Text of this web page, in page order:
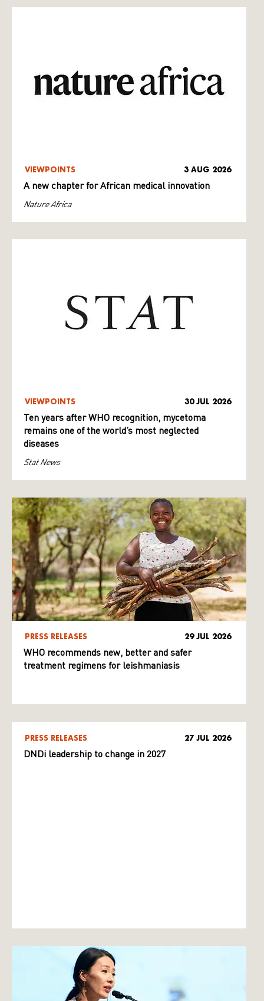
VIEWPOINTS 3 AUG 2026
A new chapter for African medical innovation
Nature Africa
VIEWPOINTS 30 JUL 2026
Ten years after WHO recognition, mycetoma
remains one of the world’s most neglected
diseases
Stat News
PRESS RELEASES 29 JUL 2026
WHO recommends new, better and safer
treatment regimens for leishmaniasis
PRESS RELEASES 27 JUL 2026
DNDi leadership to change in 2027